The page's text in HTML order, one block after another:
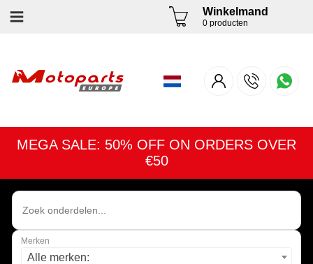
Winkelmand
0 producten
MEGA SALE: 50% OFF ON ORDERS OVER
€50
Merken
Alle merken: